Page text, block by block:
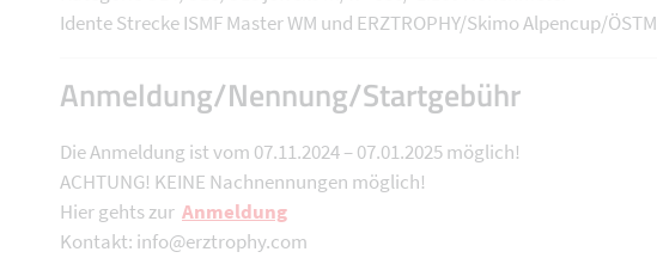
Idente Strecke ISMF Master WM und ERZTROPHY/Skimo Alpencup/ÖSTM
Anmeldung/Nennung/Startgebühr
Die Anmeldung ist vom 07.11.2024 – 07.01.2025 möglich!
ACHTUNG! KEINE Nachnennungen möglich!
Hier gehts zur Anmeldung
Kontakt: info@erztrophy.com